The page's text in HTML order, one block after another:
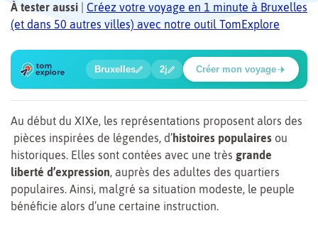
À tester aussi
Créez votre voyage en 1 minute à Bruxelles
(et dans 50 autres villes) avec notre outil TomExplore
🔍
🔍
🔍
🔍
🍲
🔍
6
Grand Place
Bruxelles 2j Créer mon voyage
Au début du XIXe, les représentations proposent alors des
pièces inspirées de légendes, d’histoires populaires ou
historiques. Elles sont contées avec une très grande
liberté d’expression, auprès des adultes des quartiers
populaires. Ainsi, malgré sa situation modeste, le peuple
bénéficie alors d’une certaine instruction.